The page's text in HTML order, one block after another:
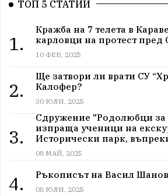
ТОП 5 СТАТИИ
1.
Кражба на 7 телета в
карловци на протест
10 ФЕВ, 2025
2.
Ще затвори ли врати СУ
Калофер?
30 ЮЛИ, 2025
3.
Сдружение "Родолюбци за
изпраща ученици на
Исторически парк,
дискриминацията
08 МАЙ, 2025
4. Ръкописът на Васил
08 ЮЛИ, 2025